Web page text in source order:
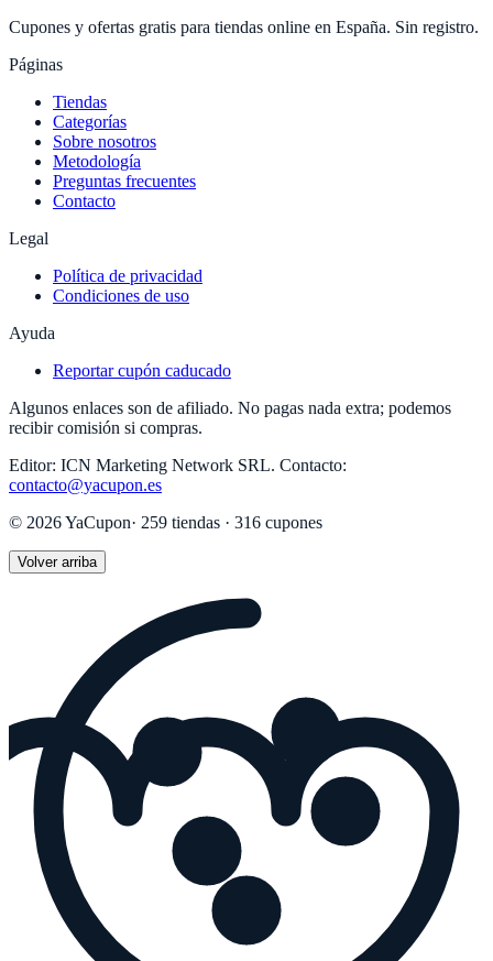
Cupones y ofertas gratis para tiendas online en España. Sin registro.
Páginas
Tiendas
Categorías
Sobre nosotros
Metodología
Preguntas frecuentes
Contacto
Legal
Política de privacidad
Condiciones de uso
Ayuda
Reportar cupón caducado
Algunos enlaces son de afiliado. No pagas nada extra; podemos
recibir comisión si compras.
Editor: ICN Marketing Network SRL. Contacto:
contacto@yacupon.es
© 2026YaCupon· 259 tiendas · 316 cupones
Volver arriba